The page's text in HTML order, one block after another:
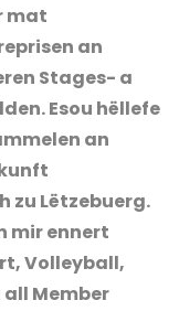
mat
an
Stages- a
Esou hëllefe
an
zu Lëtzebuerg.
mir ennert
Volleyball,
Member